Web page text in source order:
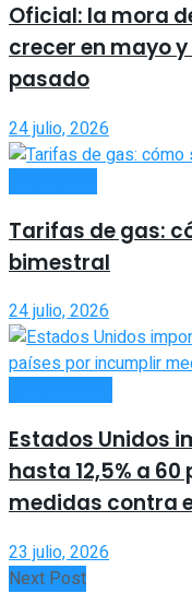
Oficial: la mora
crecer en mayo
pasado
24 julio, 2026
Tarifas de gas:
bimestral
24 julio, 2026
Estados Unidos
hasta 12,5% a
medidas contra
23 julio, 2026
Next Post